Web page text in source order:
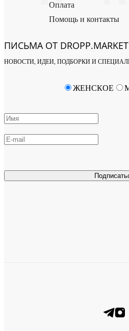
Оплата
Помощь и контакты
ПИСЬМА ОТ DROPP.MARKET
НОВОСТИ, ИДЕИ, ПОДБОРКИ И
ЖЕНСКОЕ